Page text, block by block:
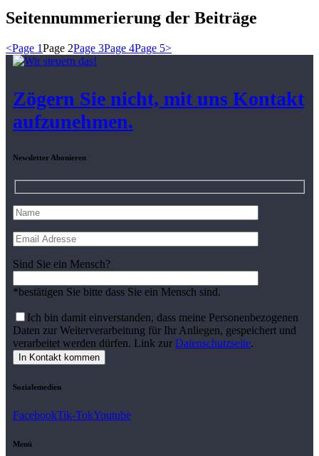
Seitennummerierung der Beiträge
<Page 1Page 2Page 3Page 4Page 5>
Zögern Sie nicht, mit uns Kontakt
aufzunehmen.
Newsletter Abonieren
Sind Sie ein Mensch?
*bestätigen Sie bitte dass Sie ein Mensch sind.
Ich bin damit einverstanden, dass meine Personenbezogenen
Daten zur Weiterverarbeitung für Ihr Anliegen, gespeichert und
verarbeitet werden dürfen. Link zur Datenschutzseite.
Sozialemedien
FacebookTik-TokYoutube
Menü